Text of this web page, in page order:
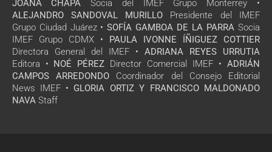
JOANA CHAPA Socia del IMEF Grupo Monterrey •
ALEJANDRO SANDOVAL MURILLO Presidente del IMEF
Grupo Ciudad Juárez • SOFÍA GAMBOA DE LA PARRA Socia
IMEF Grupo CDMX •
PAULA IVONNE ÍÑIGUEZ COTTIER
Directora General del IMEF • ADRIANA REYES URRUTIA
Editora •
NOÉ PÉREZ Director Comercial IMEF • ADRIÁN
CAMPOS ARREDONDO Coordinador del Consejo Editorial
News IMEF • GLORIA ORTIZ Y FRANCISCO MALDONADO
NAVA Staff